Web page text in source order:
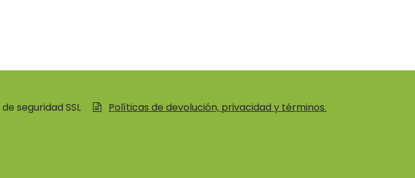
seguridad SSL Políticas de devolución, privacidad y términos.